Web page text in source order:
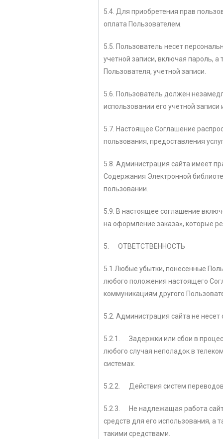
5.4. Для приобретения прав
оплата Пользователем.
5.5. Пользователь несет
учетной записи, включая пароль,
Пользователя, учетной записи.
5.6. Пользователь должен
использовании его учетной
5.7. Настоящее Соглашение
пользования, предоставления
5.8. Администрация сайта имеет
Содержания Электронной
пользовании.
5.9. В настоящее соглашение
на оформление заказа», которые
5. ОТВЕТСТВЕННОСТЬ
5.1.Любые убытки, понесенные
любого положения настоящего
коммуникациям другого
5.2. Администрация сайта не несет
5.2.1. Задержки или сбои в
любого случая неполадок в
системах.
5.2.2. Действия систем
5.2.3. Не надлежащая работа
средств для его использования, а
такими средствами.